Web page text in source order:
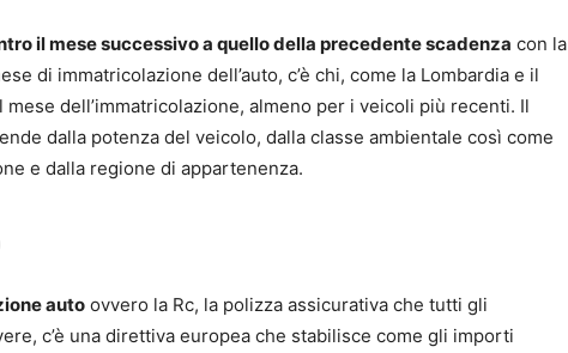
il mese successivo a quello della precedente scadenza con la
di immatricolazione dell’auto, c’è chi, come la Lombardia e il
dell’immatricolazione, almeno per i veicoli più recenti. Il
dalla potenza del veicolo, dalla classe ambientale così come
e dalla regione di appartenenza.
auto ovvero la Rc, la polizza assicurativa che tutti gli
c’è una direttiva europea che stabilisce come gli importi